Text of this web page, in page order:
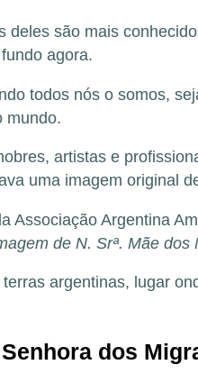
são mais
agora.
todos nós o somos,
mundo.
artistas e
uma imagem original
Associação Argentina
de N. Srª. Mãe
argentinas, lugar
dos